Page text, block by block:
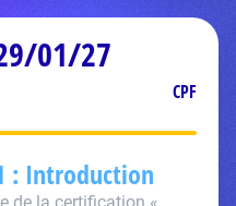
01/27
CPF
: Introduction